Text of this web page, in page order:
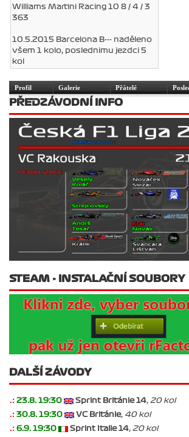
Williams Martini Racing 10 8 / 4 / 3
363
10.5.2015 Barcelona B--- naděleno
všem 1 kolo, poslednimu jezdci 5
kol
Profil Galerie Přátelé
PŘEDZÁVODNÍ INFO
STEAM - INSTALAČNÍ SOUBORY
DALŠÍ ZÁVODY
.: 23.8. 19:30 Sprint Británie 14, 20 kol
.: 30.8. 19:30 VC Británie, 40 kol
.: 6.9. 19:30 Sprint Italie 14, 20 kol